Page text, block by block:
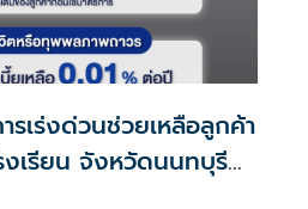
รเร่งด่วนช่วยเหลือลูกค้า
งเรียน จังหวัดนนทบุรี